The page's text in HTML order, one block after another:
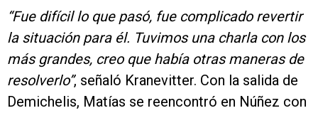
“Fue difícil lo que pasó, fue complicado revertir
la situación para él. Tuvimos una charla con los
más grandes, creo que había otras maneras de
resolverlo”, señaló Kranevitter. Con la salida de
Demichelis, Matías se reencontró en Núñez con